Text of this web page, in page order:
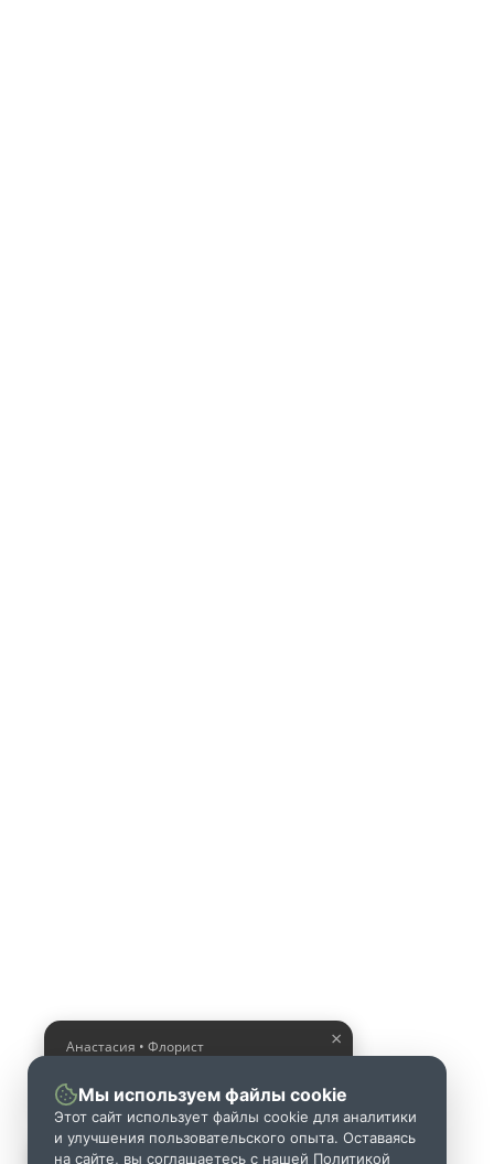
×
Анастасия • Флорист
букет
Мы используем файлы cookie
Этот сайт использует файлы cookie для аналитики
и улучшения пользовательского опыта. Оставаясь
на сайте, вы соглашаетесь с нашей Политикой